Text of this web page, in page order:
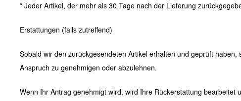
* Jeder Artikel, der mehr als 30 Tage nach der Lieferung
Erstattungen (falls zutreffend)
Sobald wir den zurückgesendeten Artikel erhalten und geprüft
Anspruch zu genehmigen oder abzulehnen.
Wenn Ihr Antrag genehmigt wird, wird Ihre Rückerstattung